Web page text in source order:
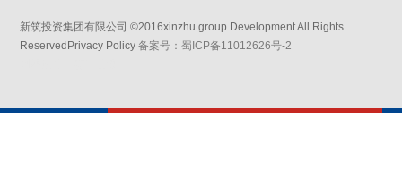
新筑投资集团有限公司 ©2016xinzhu group Development All Rights
ReservedPrivacy Policy备案号：蜀ICP备11012626号-2